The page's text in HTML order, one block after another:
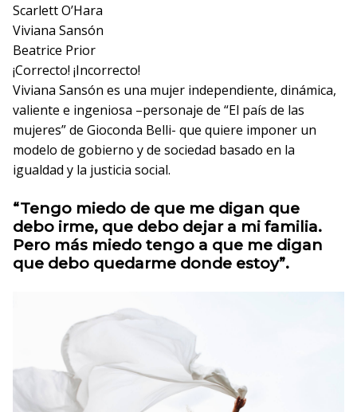
Scarlett O’Hara
Viviana Sansón
Beatrice Prior
¡Correcto! ¡Incorrecto!
Viviana Sansón es una mujer independiente, dinámica,
valiente e ingeniosa –personaje de “El país de las
mujeres” de Gioconda Belli- que quiere imponer un
modelo de gobierno y de sociedad basado en la
igualdad y la justicia social.
“Tengo miedo de que me digan que
debo irme, que debo dejar a mi familia.
Pero más miedo tengo a que me digan
que debo quedarme donde estoy”.